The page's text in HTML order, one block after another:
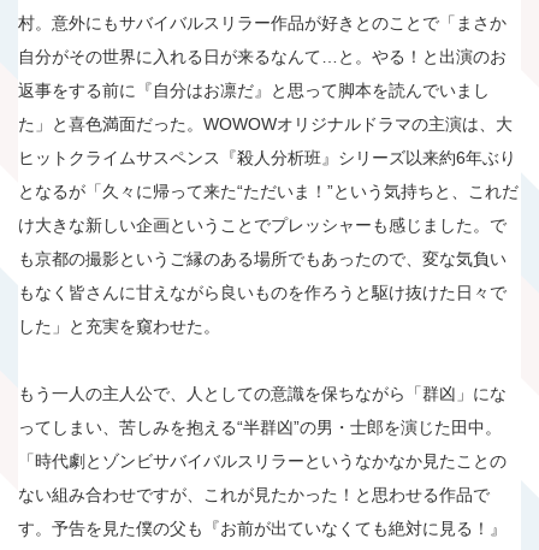
村。意外にもサバイバルスリラー作品が好きとのことで「まさか
自分がその世界に入れる日が来るなんて…と。やる！と出演のお
返事をする前に『自分はお凛だ』と思って脚本を読んでいまし
た」と喜色満面だった。WOWOWオリジナルドラマの主演は、大
ヒットクライムサスペンス『殺人分析班』シリーズ以来約6年ぶり
となるが「久々に帰って来た“ただいま！”という気持ちと、これだ
け大きな新しい企画ということでプレッシャーも感じました。で
も京都の撮影というご縁のある場所でもあったので、変な気負い
もなく皆さんに甘えながら良いものを作ろうと駆け抜けた日々で
した」と充実を窺わせた。
もう一人の主人公で、人としての意識を保ちながら「群凶」にな
ってしまい、苦しみを抱える“半群凶”の男・士郎を演じた田中。
「時代劇とゾンビサバイバルスリラーというなかなか見たことの
ない組み合わせですが、これが見たかった！と思わせる作品で
す。予告を見た僕の父も『お前が出ていなくても絶対に見る！』